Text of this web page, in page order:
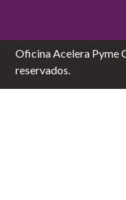
Oficina Acelera Pyme
reservados.